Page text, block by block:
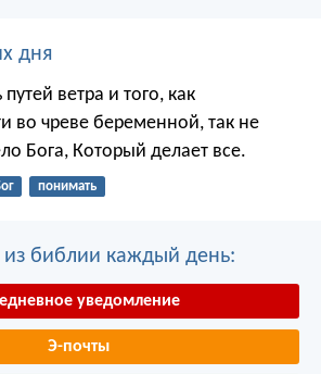
дня
ветра и того, как
во чреве беременной, так не
Бога, Который делает все.
понимать
из библии каждый день:
уведомление
Э-почты